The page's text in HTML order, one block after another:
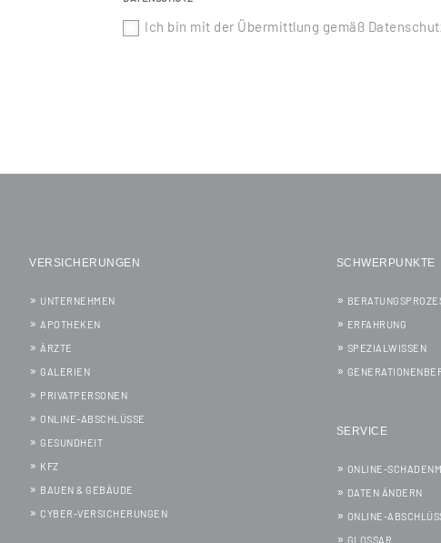
Ich bin mit der Übermittlung gemäß
VERSICHERUNGEN
UNTERNEHMEN
APOTHEKEN
ÄRZTE
GALERIEN
PRIVATPERSONEN
ONLINE-ABSCHLÜSSE
GESUNDHEIT
KFZ
BAUEN & GEBÄUDE
CYBER-VERSICHERUNGEN
SCHWERPUNKTE
ERFAHRUNG
SPEZIALWISSEN
SERVICE
ONLINE-
DATEN ÄNDERN
ONLINE-
GLOSSAR